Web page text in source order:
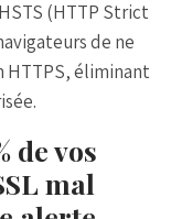
(HTTP Strict
de ne
HTTPS, éliminant
de vos
mal